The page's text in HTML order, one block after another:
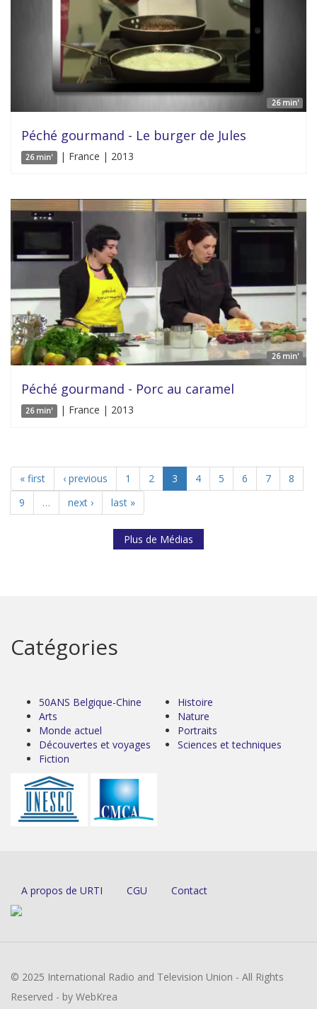
26 min'
Péché gourmand - Le burger de Jules
26 min' | France | 2013
26 min'
Péché gourmand - Porc au caramel
26 min' | France | 2013
« first ‹ previous 1 2 3 4 5 6 7
8
9
… next › last »
Plus de Médias
Catégories
50ANS Belgique-Chine
Arts
Monde actuel
Découvertes et voyages
Fiction
Histoire
Nature
Portraits
Sciences et techniques
A propos de URTI CGU Contact
© 2025 International Radio and Television Union - All Rights
Reserved - by WebKrea